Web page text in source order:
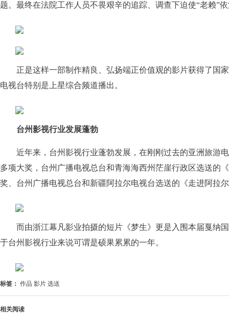
题。最终在法院工作人员不畏艰辛的追踪、调查下迫使“老赖”
正是这样一部制作精良、弘扬端正价值观的影片获得了国
电视台特别是上星综合频道播出。
台州影视行业发展蓬勃
近年来，台州影视行业蓬勃发展，在刚刚过去的亚洲旅游
多项大奖，台州广播电视总台和青海海西州茫崖行政区选送的
奖、台州广播电视总台和新疆阿拉尔电视台选送的《走进阿拉
而由浙江幕凡影业拍摄的短片《梦生》更是入围本届戛纳
于台州影视行业来说可谓是硕果累累的一年。
标签： 作品 影片 选送
相关阅读